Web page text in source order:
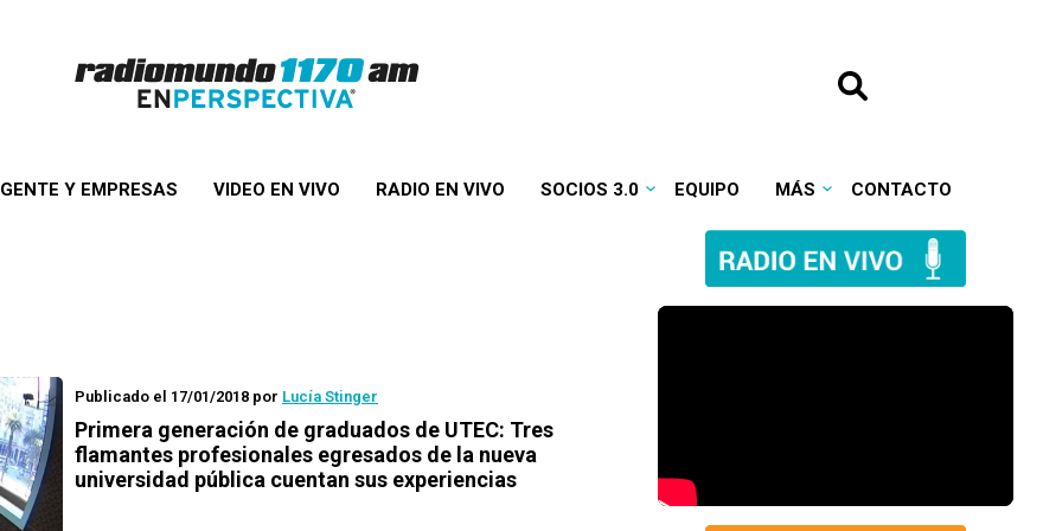
GENTE Y EMPRESAS VIDEO EN VIVO RADIO EN VIVO SOCIOS 3.0 EQUIPO MÁS CONTACTO
Publicado el 17/01/2018 por Lucía Stinger
Primera generación de graduados de UTEC: Tres
flamantes profesionales egresados de la nueva
universidad pública cuentan sus experiencias